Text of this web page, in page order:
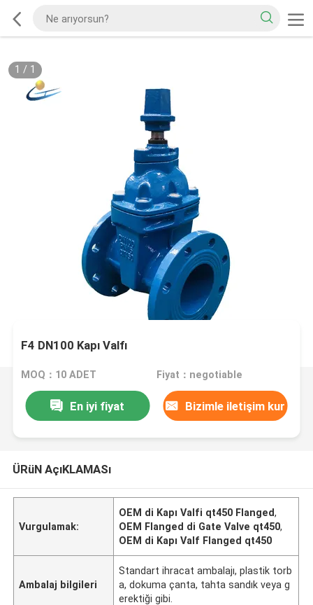
1 / 1
F4 DN100 Kapı Valfı
MOQ：10 ADET Fiyat：negotiable
En iyi fiyat Bizimle iletişim kur
ÜRüN AçıKLAMASı
Vurgulamak:
OEM di Kapı Valfi qt450 Flanged,
OEM Flanged di Gate Valve qt450,
OEM di Kapı Valf Flanged qt450
Ambalaj bilgileri
Standart ihracat ambalajı, plastik torb
a, dokuma çanta, tahta sandık veya g
erektiği gibi.